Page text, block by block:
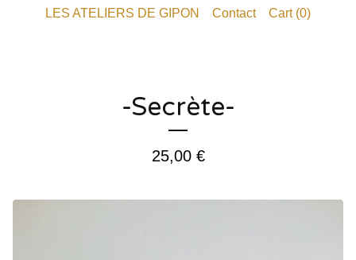
LES ATELIERS DE GIPON Contact Cart (0)
-Secrète-
25,00 €